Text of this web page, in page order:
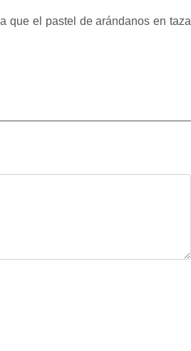
que el pastel de arándanos en taza